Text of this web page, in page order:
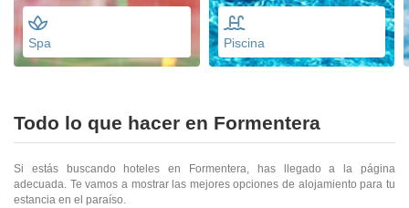
Spa Piscina
Todo lo que hacer en Formentera
Si estás buscando hoteles en Formentera, has llegado a la página
adecuada. Te vamos a mostrar las mejores opciones de alojamiento para tu
estancia en el paraíso.